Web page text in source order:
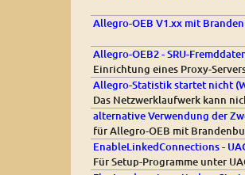
Allegro-OEB V1.xx mit
Allegro-OEB2 - SRU-
Einrichtung eines Proxy-
Allegro-Statistik startet nicht
Das Netzwerklaufwerk kann
alternative Verwendung der
für Allegro-OEB mit
EnableLinkedConnections -
Für Setup-Programme unter